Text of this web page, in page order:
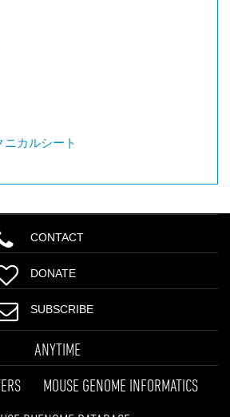
カルシート
CONTACT
DONATE
SUBSCRIBE
ANYTIME
MOUSE GENOME INFORMATICS